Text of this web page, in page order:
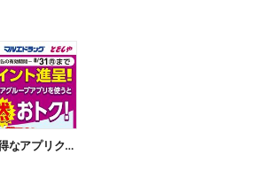
ウエルシアグループ お得なアプリクーポン